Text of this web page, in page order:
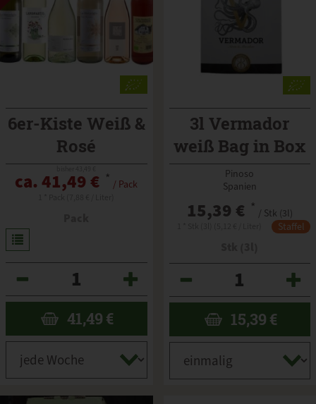
6er-Kiste Weiß &
Rosé
ca. 41,49 € * / Pack
41,49 €
3l Vermador
weiß Bag in Box
Pinoso
Spanien
15,39 € * / Stk (3l)
Staffel
15,39 €